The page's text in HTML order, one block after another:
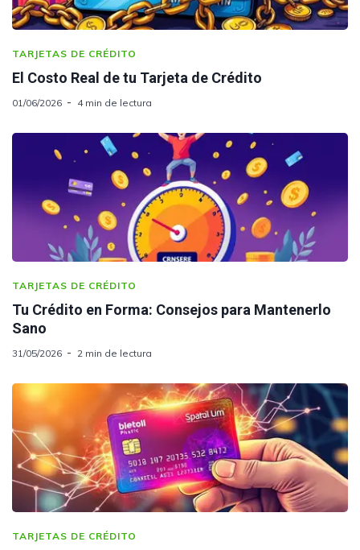
TARJETAS DE CRÉDITO
El Costo Real de tu Tarjeta de Crédito
01/06/2026 4 min de lectura
TARJETAS DE CRÉDITO
Tu Crédito en Forma: Consejos para Mantenerlo
Sano
31/05/2026 2 min de lectura
TARJETAS DE CRÉDITO